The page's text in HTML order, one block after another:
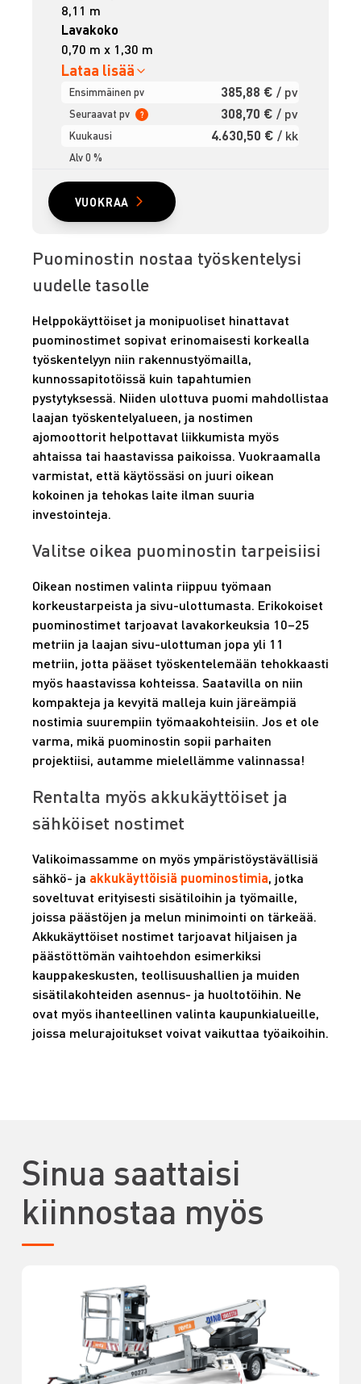
8,11 m
Lavakoko
0,70 m x 1,30 m
Lataa lisää
Ensimmäinen pv 385,88 € / pv
Seuraavat pv ? 308,70 € / pv
Kuukausi 4.630,50 € / kk
Alv 0 %
VUOKRAA
Puominostin nostaa työskentelysi
uudelle tasolle
Helppokäyttöiset ja monipuoliset hinattavat
puominostimet sopivat erinomaisesti korkealla
työskentelyyn niin rakennustyömailla,
kunnossapitotöissä kuin tapahtumien
pystytyksessä. Niiden ulottuva puomi mahdollistaa
laajan työskentelyalueen, ja nostimen
ajomoottorit helpottavat liikkumista myös
ahtaissa tai haastavissa paikoissa. Vuokraamalla
varmistat, että käytössäsi on juuri oikean
kokoinen ja tehokas laite ilman suuria
investointeja.
Valitse oikea puominostin tarpeisiisi
Oikean nostimen valinta riippuu työmaan
korkeustarpeista ja sivu-ulottumasta. Erikokoiset
puominostimet tarjoavat lavakorkeuksia 10–25
metriin ja laajan sivu-ulottuman jopa yli 11
metriin, jotta pääset työskentelemään tehokkaasti
myös haastavissa kohteissa. Saatavilla on niin
kompakteja ja kevyitä malleja kuin järeämpiä
nostimia suurempiin työmaakohteisiin. Jos et ole
varma, mikä puominostin sopii parhaiten
projektiisi, autamme mielellämme valinnassa!
Rentalta myös akkukäyttöiset ja
sähköiset nostimet
Valikoimassamme on myös ympäristöystävällisiä
sähkö- ja akkukäyttöisiä puominostimia, jotka
soveltuvat erityisesti sisätiloihin ja työmaille,
joissa päästöjen ja melun minimointi on tärkeää.
Akkukäyttöiset nostimet tarjoavat hiljaisen ja
päästöttömän vaihtoehdon esimerkiksi
kauppakeskusten, teollisuushallien ja muiden
sisätilakohteiden asennus- ja huoltotöihin. Ne
ovat myös ihanteellinen valinta kaupunkialueille,
joissa melurajoitukset voivat vaikuttaa työaikoihin.
Sinua saattaisi
kiinnostaa myös